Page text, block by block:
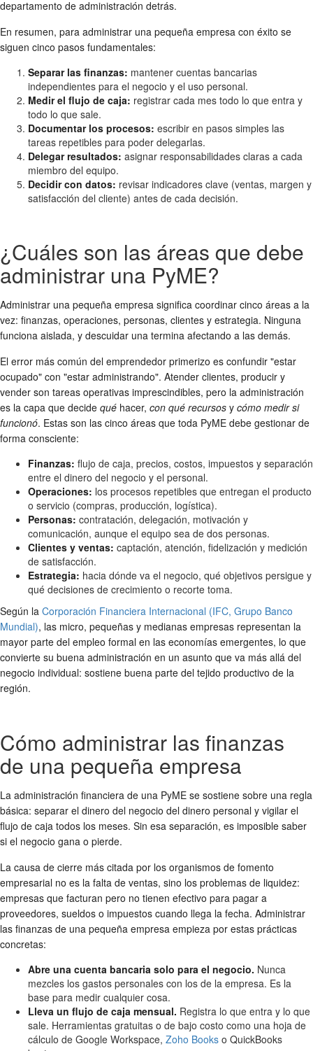
departamento de administración detrás.
En resumen, para administrar una pequeña empresa con éxito se
siguen cinco pasos fundamentales:
Separar las finanzas: mantener cuentas bancarias
independientes para el negocio y el uso personal.
Medir el flujo de caja: registrar cada mes todo lo que entra y
todo lo que sale.
Documentar los procesos: escribir en pasos simples las
tareas repetibles para poder delegarlas.
Delegar resultados: asignar responsabilidades claras a cada
miembro del equipo.
Decidir con datos: revisar indicadores clave (ventas, margen y
satisfacción del cliente) antes de cada decisión.
¿Cuáles son las áreas que debe
administrar una PyME?
Administrar una pequeña empresa significa coordinar cinco áreas a la
vez: finanzas, operaciones, personas, clientes y estrategia. Ninguna
funciona aislada, y descuidar una termina afectando a las demás.
El error más común del emprendedor primerizo es confundir "estar
ocupado" con "estar administrando". Atender clientes, producir y
vender son tareas operativas imprescindibles, pero la administración
es la capa que decide qué hacer, con qué recursos y cómo medir si
funcionó. Estas son las cinco áreas que toda PyME debe gestionar de
forma consciente:
Finanzas: flujo de caja, precios, costos, impuestos y separación
entre el dinero del negocio y el personal.
Operaciones: los procesos repetibles que entregan el producto
o servicio (compras, producción, logística).
Personas: contratación, delegación, motivación y
comunicación, aunque el equipo sea de dos personas.
Clientes y ventas: captación, atención, fidelización y medición
de satisfacción.
Estrategia: hacia dónde va el negocio, qué objetivos persigue y
qué decisiones de crecimiento o recorte toma.
Según la Corporación Financiera Internacional (IFC, Grupo Banco
Mundial), las micro, pequeñas y medianas empresas representan la
mayor parte del empleo formal en las economías emergentes, lo que
convierte su buena administración en un asunto que va más allá del
negocio individual: sostiene buena parte del tejido productivo de la
región.
Cómo administrar las finanzas
de una pequeña empresa
La administración financiera de una PyME se sostiene sobre una regla
básica: separar el dinero del negocio del dinero personal y vigilar el
flujo de caja todos los meses. Sin esa separación, es imposible saber
si el negocio gana o pierde.
La causa de cierre más citada por los organismos de fomento
empresarial no es la falta de ventas, sino los problemas de liquidez:
empresas que facturan pero no tienen efectivo para pagar a
proveedores, sueldos o impuestos cuando llega la fecha. Administrar
las finanzas de una pequeña empresa empieza por estas prácticas
concretas:
Abre una cuenta bancaria solo para el negocio. Nunca
mezcles los gastos personales con los de la empresa. Es la
base para medir cualquier cosa.
Lleva un flujo de caja mensual. Registra lo que entra y lo que
sale. Herramientas gratuitas o de bajo costo como una hoja de
cálculo de Google Workspace, Zoho Books o QuickBooks